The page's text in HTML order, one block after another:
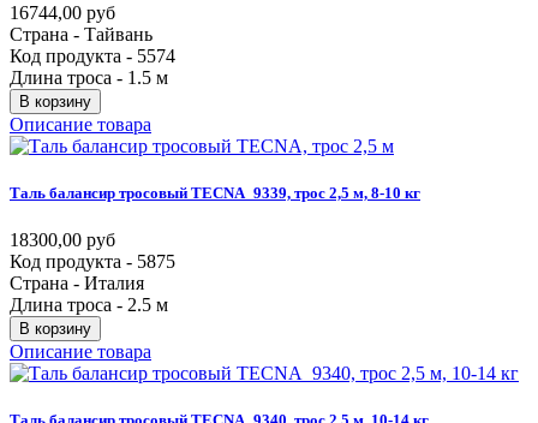
16744,00 руб
Страна - Тайвань
Код продукта - 5574
Длина троса - 1.5 м
В корзину
Описание товара
Таль балансир тросовый TECNA_9339, трос 2,5 м, 8-10 кг
18300,00 руб
Код продукта - 5875
Страна - Италия
Длина троса - 2.5 м
В корзину
Описание товара